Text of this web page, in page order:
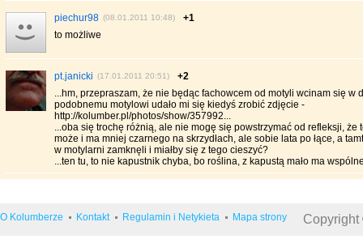
piechur98 (08.01.2011 10:48)
+1
to możliwe
pt.janicki (17.01.2011 20:51)
+2
...hm, przepraszam, że nie będąc fachowcem od motyli wcinam się w
podobnemu motylowi udało mi się kiedyś zrobić zdjęcie -
http://kolumber.pl/photos/show/357992...
...oba się trochę różnią, ale nie mogę się powstrzymać od refleksji, że
może i ma mniej czarnego na skrzydłach, ale sobie lata po łące, a
w motylarni zamknęli i miałby się z tego cieszyć?
...ten tu, to nie kapustnik chyba, bo roślina, z kapustą mało ma
O Kolumberze Kontakt Regulamin i Netykieta Mapa strony